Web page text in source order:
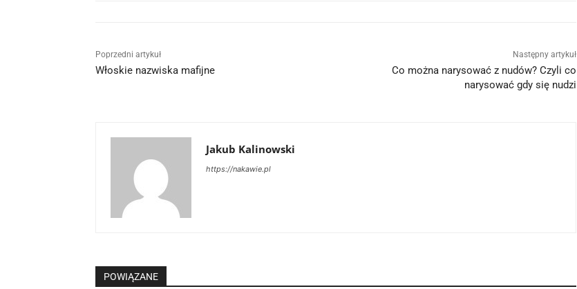
Poprzedni artykuł
Włoskie nazwiska mafijne
Następny artykuł
Co można narysować z nudów? Czyli co
narysować gdy się nudzi
Jakub Kalinowski
https://nakawie.pl
POWIĄZANE